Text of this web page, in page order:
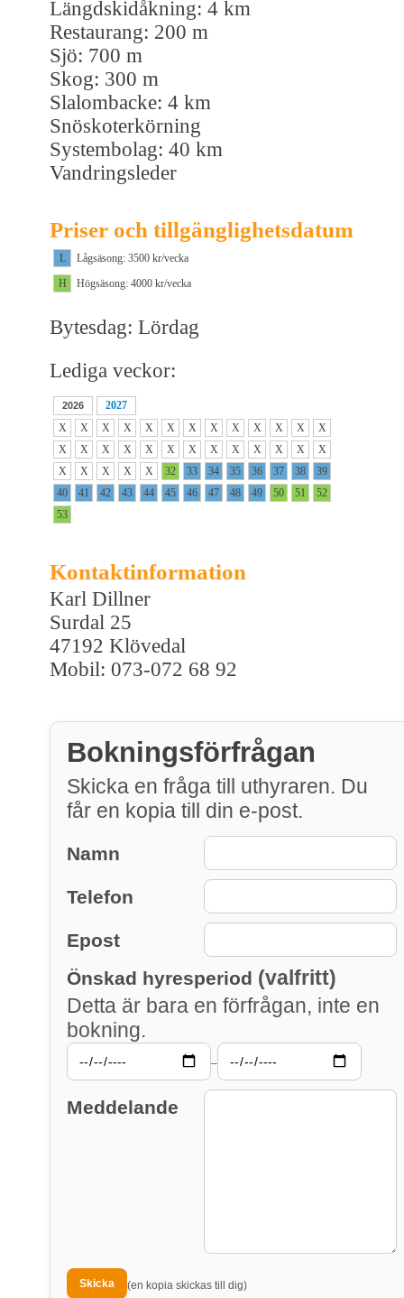
Längdskidåkning: 4 km
Restaurang: 200 m
Sjö: 700 m
Skog: 300 m
Slalombacke: 4 km
Snöskoterkörning
Systembolag: 40 km
Vandringsleder
Priser och tillgänglighetsdatum
L
Lågsäsong: 3500 kr/vecka
H
Högsäsong: 4000 kr/vecka
Bytesdag: Lördag
Lediga veckor:
2026
2027
X
X X X X X X X X X X X
X
X
X X X X X X X X X X X
X
X
X X X X 32 33 34 35 36 37 38
39
40
41 42 43 44 45 46 47 48 49 50 51
52
53
Kontaktinformation
Karl Dillner
Surdal 25
47192 Klövedal
Mobil: 073-072 68 92
Bokningsförfrågan
Skicka en fråga till uthyraren. Du
får en kopia till din e-post.
Namn
Telefon
Epost
Önskad hyresperiod (valfritt)
Detta är bara en förfrågan, inte en
bokning.
–
Meddelande
(en kopia skickas till dig)